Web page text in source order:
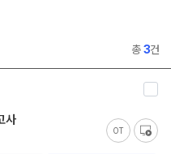
총3건
사
OT